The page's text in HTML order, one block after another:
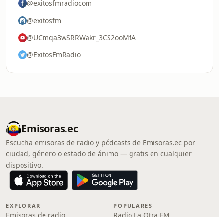
@exitosfmradiocom
@exitosfm
@UCmqa3wSRRWakr_3CS2ooMfA
@ExitosFmRadio
Emisoras.ec
Escucha emisoras de radio y pódcasts de Emisoras.ec por
ciudad, género o estado de ánimo — gratis en cualquier
dispositivo.
EXPLORAR
Emisoras de radio
POPULARES
Radio La Otra FM